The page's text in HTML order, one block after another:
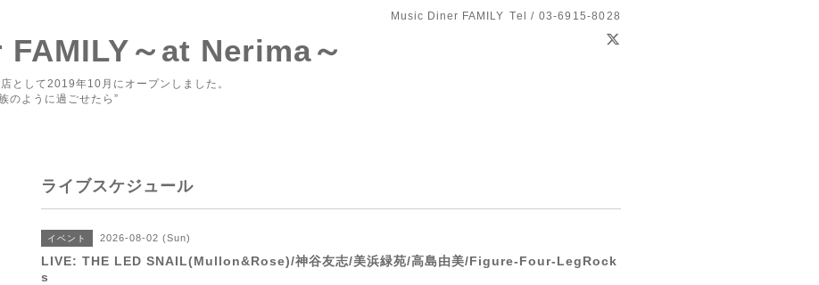
Music Diner FAMILY Tel / 03-6915-8028
～at Nerima～
として2019年10月にオープンしました。
のように過ごせたら”
ライブスケジュール
イベント 2026-08-02 (Sun)
LIVE: THE LED SNAIL(Mullon&Rose)/神谷友志/美浜緑苑/高島由美/Figure-Four-LegRock
s